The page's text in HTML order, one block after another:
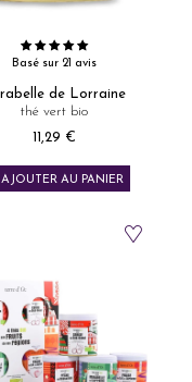
Basé sur 21 avis
de Lorraine
thé vert bio
Prix
11,29 €
AJOUTER AU PANIER